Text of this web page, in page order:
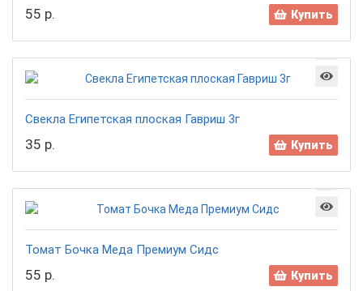
55 р. Купить
Свекла Египетская плоская Гавриш 3г
35 р. Купить
Томат Бочка Меда Премиум Сидс
55 р. Купить